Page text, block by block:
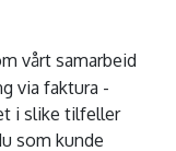
vårt samarbeid
via faktura -
i slike tilfeller
som kunde